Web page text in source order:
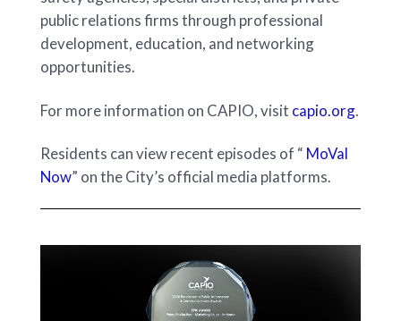
public relations firms through professional
development, education, and networking
opportunities.
For more information on CAPIO, visit capio.org.
Residents can view recent episodes of “ MoVal
Now” on the City’s official media platforms.